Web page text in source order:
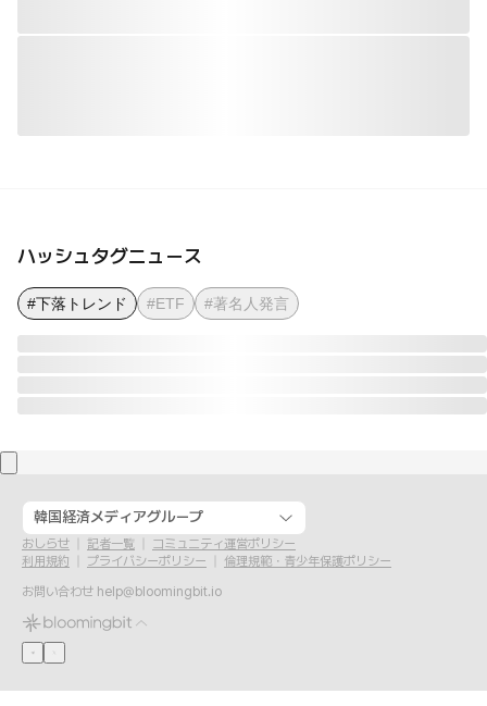
ハッシュタグニュース
#下落トレンド #ETF #著名人発言
韓国経済メディアグループ
おしらせ 記者一覧
コミュニティ運営ポリシー
利用規約
プライバシーポリシー
倫理規範・青少年保護ポリシー
お問い合わせ help@bloomingbit.io